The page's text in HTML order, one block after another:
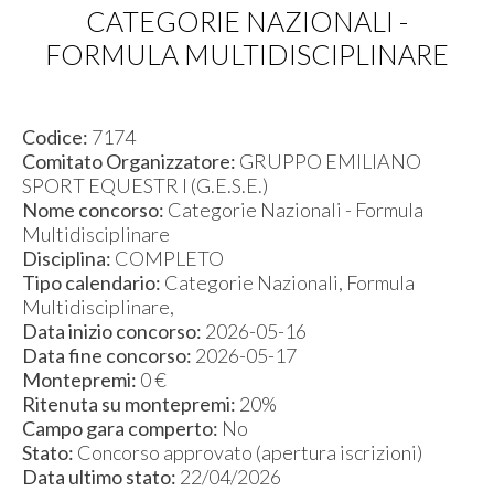
CATEGORIE NAZIONALI -
FORMULA MULTIDISCIPLINARE
Codice: 7174
Comitato Organizzatore: GRUPPO EMILIANO
SPORT EQUESTR I (G.E.S.E.)
Nome concorso: Categorie Nazionali - Formula
Multidisciplinare
Disciplina: COMPLETO
Tipo calendario: Categorie Nazionali, Formula
Multidisciplinare,
Data inizio concorso: 2026-05-16
Data fine concorso: 2026-05-17
Montepremi: 0 €
Ritenuta su montepremi: 20%
Campo gara comperto: No
Stato: Concorso approvato (apertura iscrizioni)
Data ultimo stato: 22/04/2026